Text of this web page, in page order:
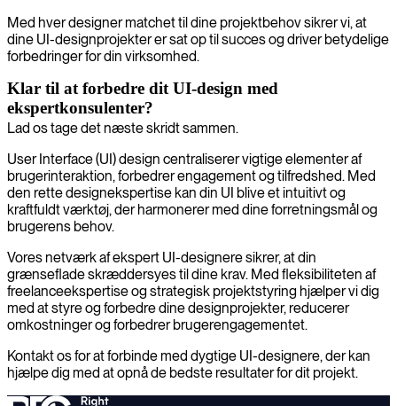
Med hver designer matchet til dine projektbehov sikrer vi, at
dine UI-designprojekter er sat op til succes og driver betydelige
forbedringer for din virksomhed.
Klar til at forbedre dit UI-design med
ekspertkonsulenter?
Lad os tage det næste skridt sammen.
User Interface (UI) design centraliserer vigtige elementer af
brugerinteraktion, forbedrer engagement og tilfredshed. Med
den rette designekspertise kan din UI blive et intuitivt og
kraftfuldt værktøj, der harmonerer med dine forretningsmål og
brugerens behov.
Vores netværk af ekspert UI-designere sikrer, at din
grænseflade skræddersyes til dine krav. Med fleksibiliteten af
freelanceekspertise og strategisk projektstyring hjælper vi dig
med at styre og forbedre dine designprojekter, reducerer
omkostninger og forbedrer brugerengagementet.
Kontakt os for at forbinde med dygtige UI-designere, der kan
hjælpe dig med at opnå de bedste resultater for dit projekt.